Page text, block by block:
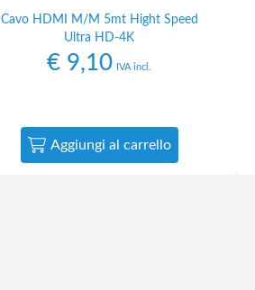
Cavo HDMI M/M 5mt Hight Speed
Ultra HD-4K
€ 9,10 IVA incl.
Aggiungi al carrello